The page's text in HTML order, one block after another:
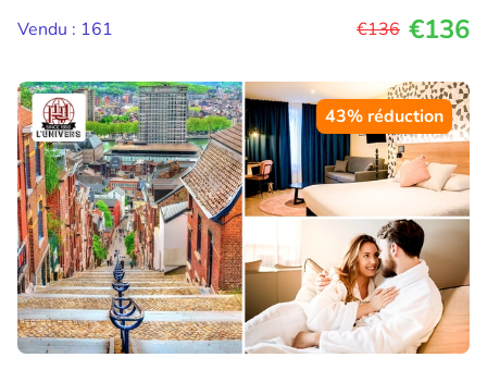
Vendu : 161
€136 €136
43% réduction